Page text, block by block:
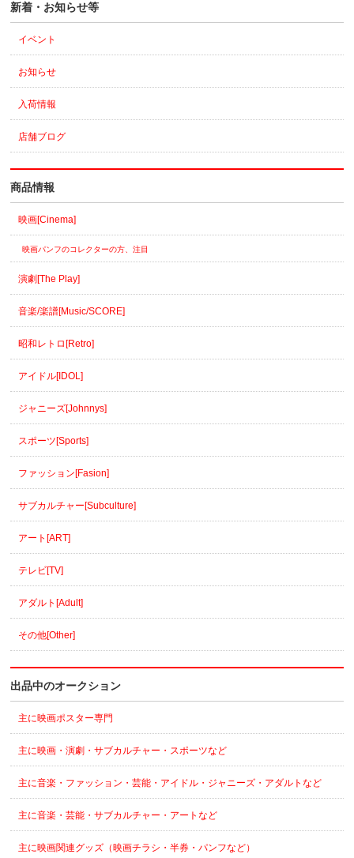
新着・お知らせ等
イベント
お知らせ
入荷情報
店舗ブログ
商品情報
映画[Cinema]
映画パンフのコレクターの方、注目
演劇[The Play]
音楽/楽譜[Music/SCORE]
昭和レトロ[Retro]
アイドル[IDOL]
ジャニーズ[Johnnys]
スポーツ[Sports]
ファッション[Fasion]
サブカルチャー[Subculture]
アート[ART]
テレビ[TV]
アダルト[Adult]
その他[Other]
出品中のオークション
主に映画ポスター専門
主に映画・演劇・サブカルチャー・スポーツなど
主に音楽・ファッション・芸能・アイドル・ジャニーズ・アダルトなど
主に音楽・芸能・サブカルチャー・アートなど
主に映画関連グッズ（映画チラシ・半券・パンフなど）